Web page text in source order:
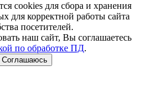
cookies для сбора и хранения
для корректной работы сайта
посетителей.
наш сайт, Вы соглашаетесь
по обработке ПД.
Соглашаюсь